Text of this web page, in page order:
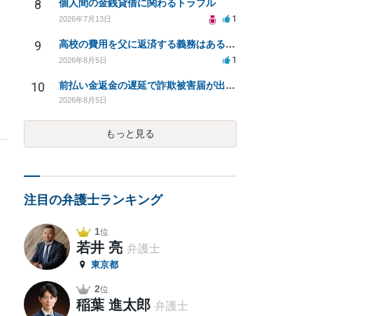
8 個人間の金銭貸借に関わるトラブル
2026年7月13日 1
9 高校の費用を父に返済する義務はあるのか？
2026年8月5日 1
10 前払い金返金の遅延で詐欺被害届が出された場合の対応方法は？
2026年8月5日
もっと見る
注目の弁護士ランキング
1位
若井 亮 弁護士
東京都
2位
稲葉 進太郎 弁護士